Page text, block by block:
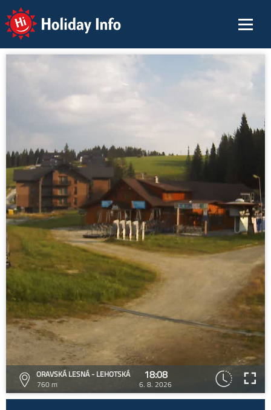
Holiday Info
ORAVSKÁ LESNÁ - LEHOTSKÁ
760 m
18:08
6. 8. 2026